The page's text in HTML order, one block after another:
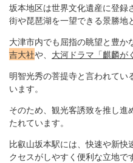
坂本地区は世界文化遺産に登録
街や琵琶湖を一望できる景勝地
大津市内でも屈指の眺望と豊か
吉大社や、 大河ドラマ「麒麟が
明智光秀の菩提寺と言われてい
います。
そのため、観光客誘致を推し進
たれています。
比叡山坂本駅には、快速や新快
クセスがしやすく便利な立地で